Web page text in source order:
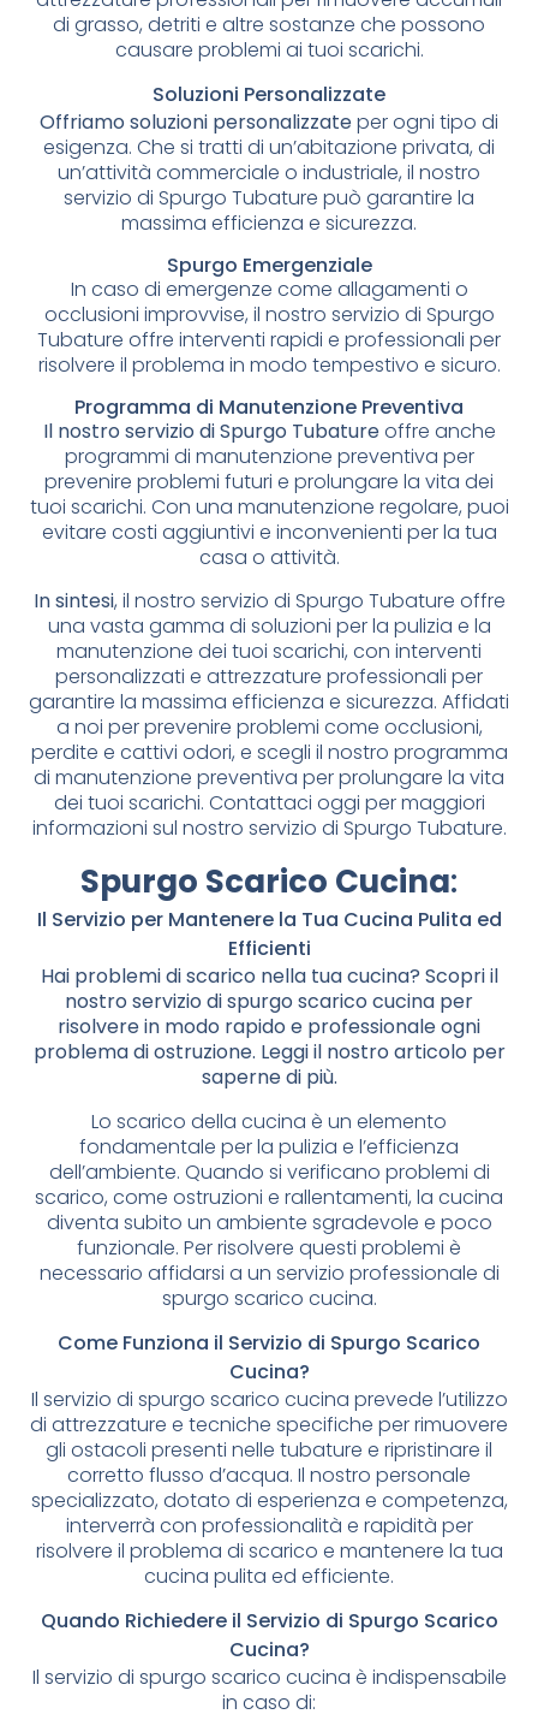
di grasso, detriti e altre sostanze che possono
causare problemi ai tuoi scarichi.
Soluzioni Personalizzate
Offriamo soluzioni personalizzateper ogni tipo di
esigenza. Che si tratti di un’abitazione privata, di
un’attività commerciale o industriale, il nostro
servizio di Spurgo Tubature può garantire la
massima efficienza e sicurezza.
Spurgo Emergenziale
In caso di emergenze come allagamenti o
occlusioni improvvise, il nostro servizio di Spurgo
Tubature offre interventi rapidi e professionali per
risolvere il problema in modo tempestivo e sicuro.
Programma di Manutenzione Preventiva
Il nostro servizio di Spurgo Tubatureoffre anche
programmi di manutenzione preventiva per
prevenire problemi futuri e prolungare la vita dei
tuoi scarichi. Con una manutenzione regolare, puoi
evitare costi aggiuntivi e inconvenienti per la tua
casa o attività.
In sintesi, il nostro servizio di Spurgo Tubature offre
una vasta gamma di soluzioni per la pulizia e la
manutenzione dei tuoi scarichi, con interventi
personalizzati e attrezzature professionali per
garantire la massima efficienza e sicurezza. Affidati
a noi per prevenire problemi come occlusioni,
perdite e cattivi odori, e scegli il nostro programma
di manutenzione preventiva per prolungare la vita
dei tuoi scarichi. Contattaci oggi per maggiori
informazioni sul nostro servizio di Spurgo Tubature.
Spurgo Scarico Cucina:
Il Servizio per Mantenere la Tua Cucina Pulita ed
Efficienti
Hai problemi di scarico nella tua cucina? Scopri il
nostro servizio di spurgo scarico cucina per
risolvere in modo rapido e professionale ogni
problema di ostruzione. Leggi il nostro articolo per
saperne di più.
Lo scarico della cucina è un elemento
fondamentale per la pulizia e l’efficienza
dell’ambiente. Quando si verificano problemi di
scarico, come ostruzioni e rallentamenti, la cucina
diventa subito un ambiente sgradevole e poco
funzionale. Per risolvere questi problemi è
necessario affidarsi a un servizio professionale di
spurgo scarico cucina.
Come Funziona il Servizio di Spurgo Scarico
Cucina?
Il servizio di spurgo scarico cucina prevede l’utilizzo
di attrezzature e tecniche specifiche per rimuovere
gli ostacoli presenti nelle tubature e ripristinare il
corretto flusso d’acqua. Il nostro personale
specializzato, dotato di esperienza e competenza,
interverrà con professionalità e rapidità per
risolvere il problema di scarico e mantenere la tua
cucina pulita ed efficiente.
Quando Richiedere il Servizio di Spurgo Scarico
Cucina?
Il servizio di spurgo scarico cucina è indispensabile
in caso di: